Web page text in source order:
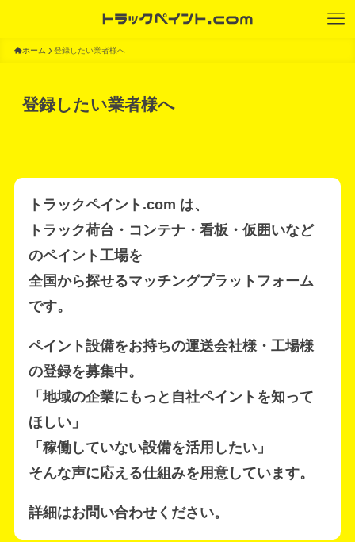
ホーム 登録したい業者様へ
登録したい業者様へ
トラックペイント.com は、
トラック荷台・コンテナ・看板・仮囲いなど
のペイント工場を
全国から探せるマッチングプラットフォーム
です。
ペイント設備をお持ちの運送会社様・工場様
の登録を募集中。
「地域の企業にもっと自社ペイントを知って
ほしい」
「稼働していない設備を活用したい」
そんな声に応える仕組みを用意しています。
詳細はお問い合わせください。